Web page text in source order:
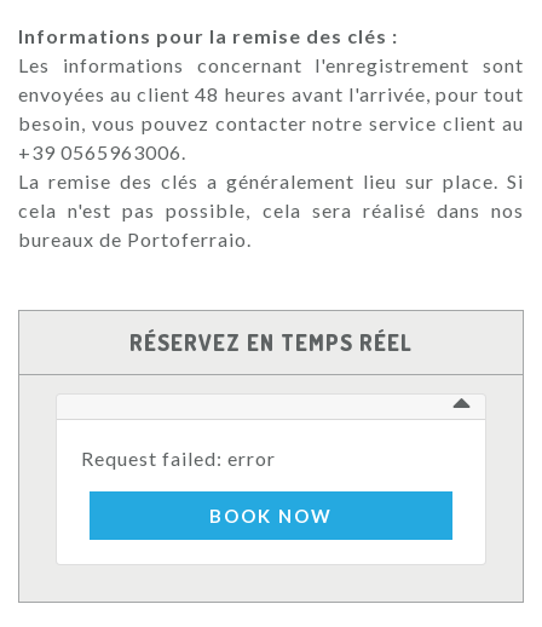
Informations pour la remise des clés :
Les informations concernant l'enregistrement sont
envoyées au client 48 heures avant l'arrivée, pour tout
besoin, vous pouvez contacter notre service client au
+39 0565963006.
La remise des clés a généralement lieu sur place. Si
cela n'est pas possible, cela sera réalisé dans nos
bureaux de Portoferraio.
RÉSERVEZ EN TEMPS RÉEL
Request failed: error
BOOK NOW